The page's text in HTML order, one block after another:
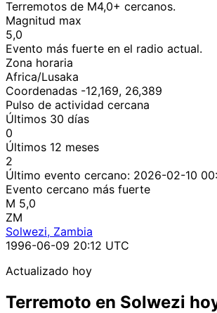
Terremotos de M4,0+ cercanos.
Magnitud max
5,0
Evento más fuerte en el radio actual.
Zona horaria
Africa/Lusaka
Coordenadas -12,169, 26,389
Pulso de actividad cercana
Últimos 30 días
0
Últimos 12 meses
2
Último evento cercano: 2026-02-10
Evento cercano más fuerte
M 5,0
ZM
Solwezi, Zambia
1996-06-09 20:12 UTC
Actualizado hoy
Terremoto en Solwezi